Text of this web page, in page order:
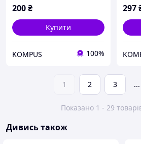
200₴
Купити
KOMPUS 100%
297
1 2 3 ...
Показано 1 - 29
Дивись також